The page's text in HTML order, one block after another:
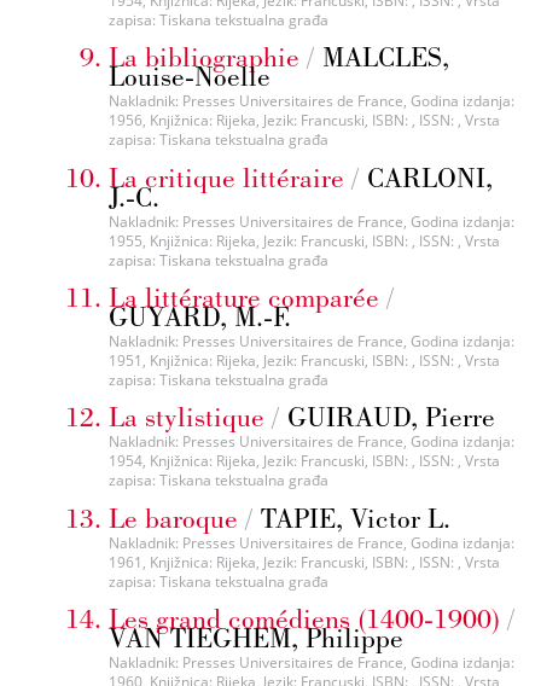
zapisa: Tiskana tekstualna građa
La bibliographie / MALCLES,
Louise-Noelle
Nakladnik: Presses Universitaires de France, Godina izdanja:
1956, Knjižnica: Rijeka, Jezik: Francuski, ISBN: , ISSN: , Vrsta
zapisa: Tiskana tekstualna građa
La critique littéraire / CARLONI,
J.-C.
Nakladnik: Presses Universitaires de France, Godina izdanja:
1955, Knjižnica: Rijeka, Jezik: Francuski, ISBN: , ISSN: , Vrsta
zapisa: Tiskana tekstualna građa
La littérature comparée /
GUYARD, M.-F.
Nakladnik: Presses Universitaires de France, Godina izdanja:
1951, Knjižnica: Rijeka, Jezik: Francuski, ISBN: , ISSN: , Vrsta
zapisa: Tiskana tekstualna građa
La stylistique / GUIRAUD, Pierre
Nakladnik: Presses Universitaires de France, Godina izdanja:
1954, Knjižnica: Rijeka, Jezik: Francuski, ISBN: , ISSN: , Vrsta
zapisa: Tiskana tekstualna građa
Le baroque / TAPIE, Victor L.
Nakladnik: Presses Universitaires de France, Godina izdanja:
1961, Knjižnica: Rijeka, Jezik: Francuski, ISBN: , ISSN: , Vrsta
zapisa: Tiskana tekstualna građa
Les grand comédiens (1400-1900) /
VAN TIEGHEM, Philippe
Nakladnik: Presses Universitaires de France, Godina izdanja:
1960, Knjižnica: Rijeka, Jezik: Francuski, ISBN: , ISSN: , Vrsta